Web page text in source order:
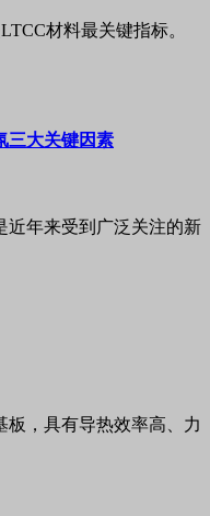
材料最关键指标。
三大关键因素
近年来受到广泛关注的新
板，具有导热效率高、力